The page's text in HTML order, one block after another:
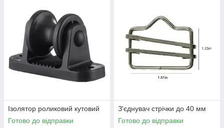
Ізолятор роликовий кутовий
Готово до відправки
З'єднувач стрічки до 40 мм
Готово до відправки